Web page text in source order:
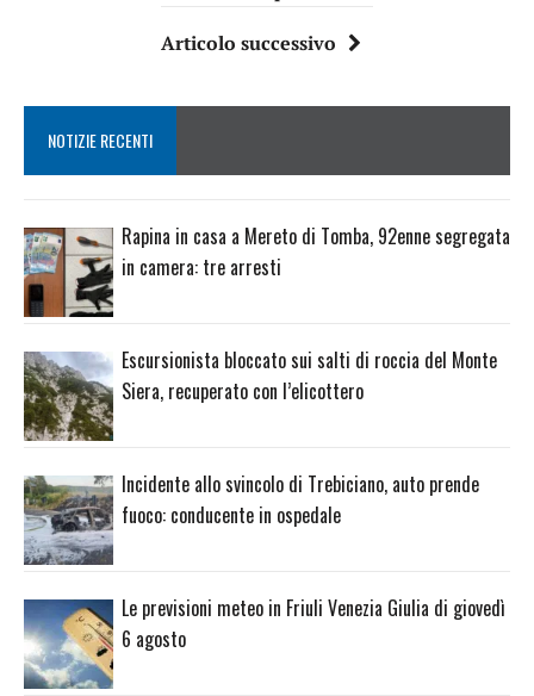
Articolo successivo
NOTIZIE RECENTI
Rapina in casa a Mereto di Tomba, 92enne segregata
in camera: tre arresti
Escursionista bloccato sui salti di roccia del Monte
Siera, recuperato con l’elicottero
Incidente allo svincolo di Trebiciano, auto prende
fuoco: conducente in ospedale
Le previsioni meteo in Friuli Venezia Giulia di giovedì
6 agosto